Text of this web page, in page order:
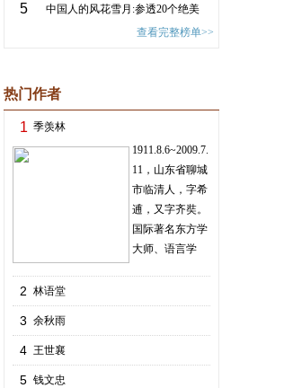
5 中国人的风花雪月:参透20个绝美
查看完整榜单>>
热门作者
1 季羡林
1911.8.6~2009.7.
11，山东省聊城
市临清人，字希
逋，又字齐奘。
国际著名东方学
大师、语言学
史学家、教育家
哲学社会科学部
2 林语堂
3 余秋雨
4 王世襄
5 钱文忠